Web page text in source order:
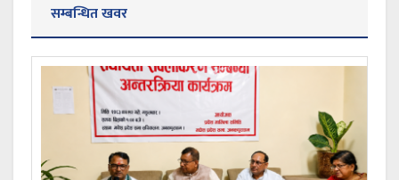
सम्बन्धित खवर